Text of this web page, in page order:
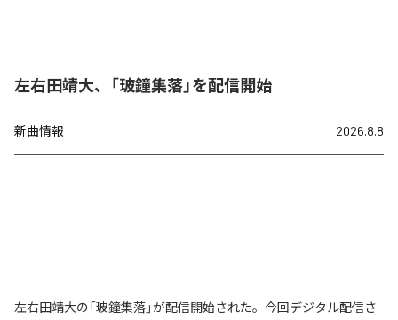
左右田靖大、「玻鐘集落」を配信開始
新曲情報 2026.8.8
左右田靖大の「玻鐘集落」が配信開始された。今回デジタル配信さ